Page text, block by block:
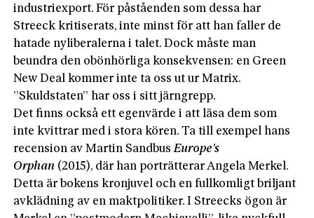
industriexport. För påståenden som dessa har
Streeck kritiserats, inte minst för att han faller de
hatade nyliberalerna i talet. Dock måste man
beundra den obönhörliga konsekvensen: en Green
New Deal kommer inte ta oss ut ur Matrix.
”Skuldstaten” har oss i sitt järngrepp.
Det finns också ett egenvärde i att läsa dem som
inte kvittrar med i stora kören. Ta till exempel hans
recension av Martin SandbusEurope’s
Orphan (2015), där han porträtterar Angela Merkel.
Detta är bokens kronjuvel och en fullkomligt briljant
avklädning av en maktpolitiker. I Streecks ögon är